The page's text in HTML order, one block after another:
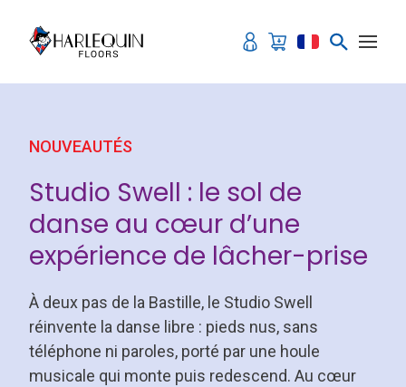
NOUVEAUTÉS
Studio Swell : le sol de
danse au cœur d’une
expérience de lâcher-prise
À deux pas de la Bastille, le Studio Swell
réinvente la danse libre : pieds nus, sans
téléphone ni paroles, porté par une houle
musicale qui monte puis redescend. Au cœur